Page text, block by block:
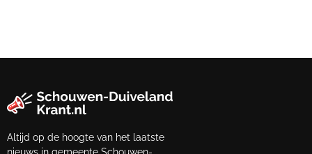
Altijd op de hoogte van het laatste